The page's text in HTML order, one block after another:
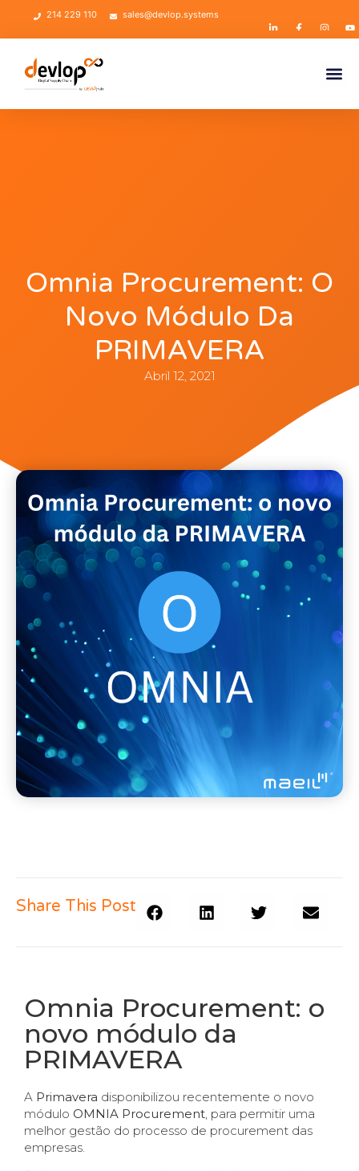
214 229 110 sales@devlop.systems
Omnia Procurement: O
Novo Módulo Da
PRIMAVERA
Abril 12, 2021
Share This Post
Omnia Procurement: o
novo módulo da
PRIMAVERA
A Primavera disponibilizou recentemente o novo
módulo OMNIA Procurement, para permitir uma
melhor gestão do processo de procurement das
empresas.